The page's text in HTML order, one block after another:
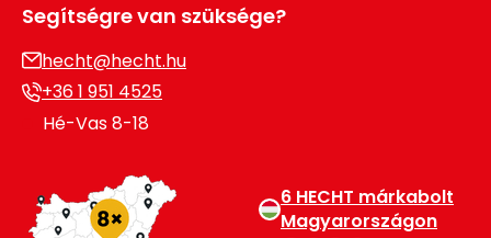
Segítségre van szüksége?
hecht@hecht.hu
+36 1 951 4525
Hé-Vas 8-18
6 HECHT márkabolt
Magyarországon